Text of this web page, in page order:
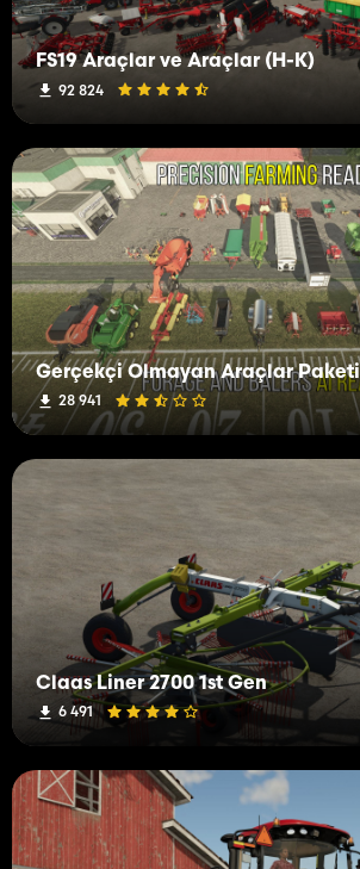
FS19 Araçlar ve Araçlar (H-K)
92 824
Gerçekçi Olmayan Araçlar Paketi
28 941
Claas Liner 2700 1st Gen
6 491